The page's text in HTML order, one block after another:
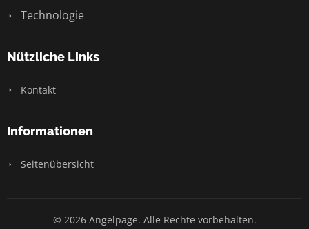
Technologie
Nützliche Links
Kontakt
Informationen
Seitenübersicht
© 2026 Angelpage. Alle Rechte vorbehalten.